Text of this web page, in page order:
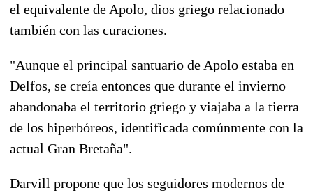
el equivalente de Apolo, dios griego relacionado
también con las curaciones.
"Aunque el principal santuario de Apolo estaba en
Delfos, se creía entonces que durante el invierno
abandonaba el territorio griego y viajaba a la tierra
de los hiperbóreos, identificada comúnmente con la
actual Gran Bretaña".
Darvill propone que los seguidores modernos de